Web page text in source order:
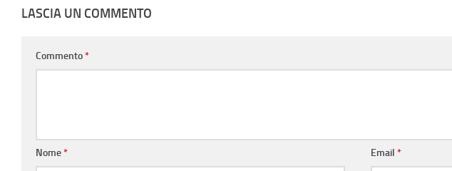
LASCIA UN COMMENTO
Commento*
Nome* Email*